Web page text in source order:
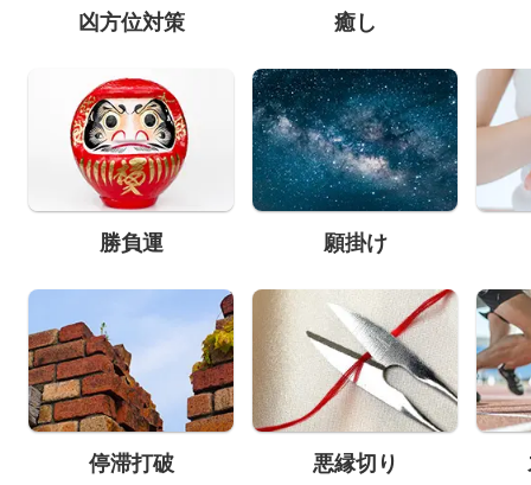
凶方位対策 癒し
勝負運 願掛け
停滞打破 悪縁切り